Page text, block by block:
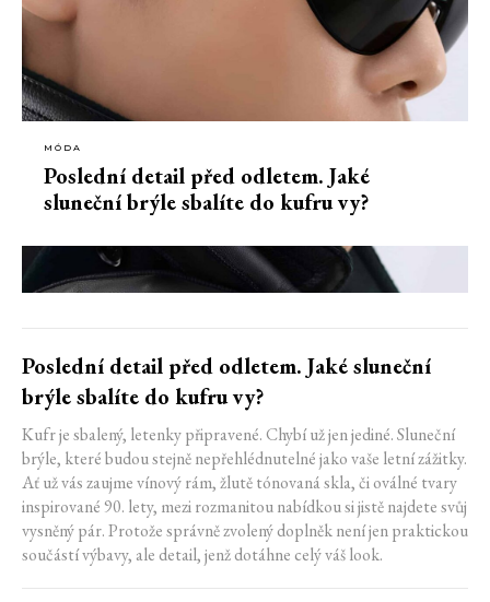
MÓDA
Poslední detail před odletem. Jaké
sluneční brýle sbalíte do kufru vy?
Poslední detail před odletem. Jaké sluneční
brýle sbalíte do kufru vy?
Kufr je sbalený, letenky připravené. Chybí už jen jediné. Sluneční
brýle, které budou stejně nepřehlédnutelné jako vaše letní zážitky.
Ať už vás zaujme vínový rám, žlutě tónovaná skla, či oválné tvary
inspirované 90. lety, mezi rozmanitou nabídkou si jistě najdete svůj
vysněný pár. Protože správně zvolený doplněk není jen praktickou
součástí výbavy, ale detail, jenž dotáhne celý váš look.